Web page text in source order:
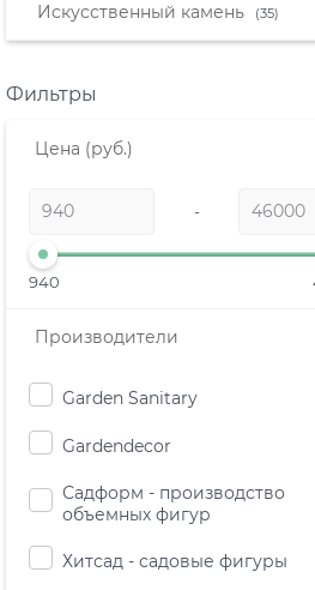
Искусственный камень (35)
Фильтры
Цена (руб.)
-
940
Производители
Garden Sanitary
Gardendecor
Садформ - производство
объемных фигур
Хитсад - садовые фигуры